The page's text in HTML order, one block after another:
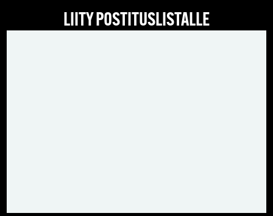
LIITY POSTITUSLISTALLE